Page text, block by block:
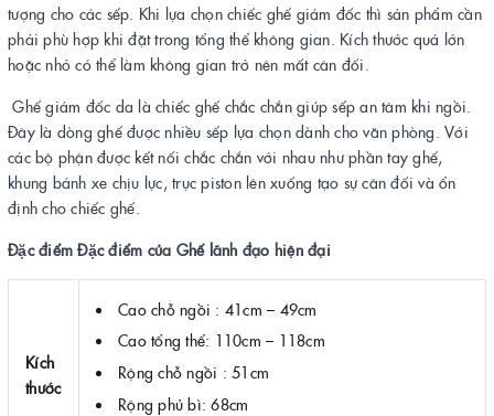
tượng cho các sếp. Khi lựa chọn chiếc ghế giám đốc thì sản phẩm cần
phải phù hợp khi đặt trong tổng thể không gian. Kích thước quá lớn
hoặc nhỏ có thể làm không gian trở nên mất cân đối.
Ghế giám đốc da là chiếc ghế chắc chắn giúp sếp an tâm khi ngồi.
Đây là dòng ghế được nhiều sếp lựa chọn dành cho văn phòng. Với
các bộ phận được kết nối chắc chắn với nhau như phần tay ghế,
khung bánh xe chịu lực, trục piston lên xuống tạo sự cân đối và ổn
định cho chiếc ghế.
Đặc điểm Đặc điểm của Ghế lãnh đạo hiện đại
Kích
thước
Cao chỗ ngồi : 41cm – 49cm
Cao tổng thể: 110cm – 118cm
Rộng chỗ ngồi : 51cm
Rộng phủ bì: 68cm